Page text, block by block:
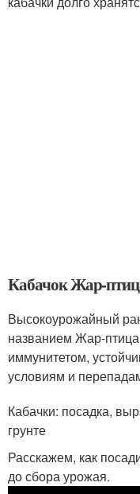
Кабачок Жар-
Высокоурожайный
названием Жар-
иммунитетом,
условиям и
Кабачки: посадка,
грунте
Расскажем, как
до сбора урожая.